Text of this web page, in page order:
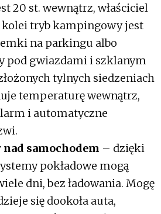
20 st. wewnątrz, właściciel
kolei tryb kampingowy jest
na parkingu albo
pod gwiazdami i szklanym
tylnych siedzeniach
temperaturę wewnątrz,
i automatyczne
nad samochodem – dzięki
pokładowe mogą
dni, bez ładowania. Mogę
się dookoła auta,